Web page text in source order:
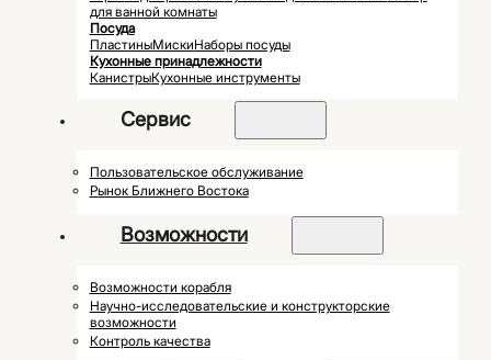
для ванной комнаты
Посуда
ПластиныМискиНаборы посуды
Кухонные принадлежности
КанистрыКухонные инструменты
Сервис
Пользовательское обслуживание
Рынок Ближнего Востока
Возможности
Возможности корабля
Научно-исследовательские и конструкторские
возможности
Контроль качества